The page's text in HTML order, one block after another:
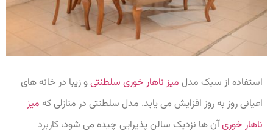
استفاده از سبک مدل میز ناهار خوری سلطنتیو زیبا در خانه های
اعیانی روز به روز افزایش می یابد. مدل سلطنتی در منازلی که میز
ناهار خوریآن ها نزدیک سالن پذیرایی چیده می شود، کاربرد